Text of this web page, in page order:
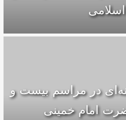
در مراسم بیست و
امام خمینی